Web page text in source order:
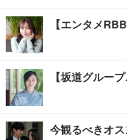
【エンタメ
【坂道グルー
今観るべきオス